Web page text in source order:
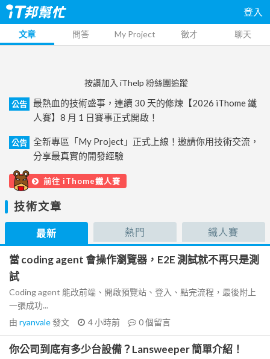
登入
文章 問答 My Project 徵才 聊天
按讚加入 iThelp 粉絲團追蹤
公告
最熱血的技術盛事，連續 30 天的修煉【2026 iThome 鐵
人賽】8 月 1 日賽事正式開啟！
公告
全新專區「My Project」正式上線！邀請你用技術交流，
分享最真實的開發經驗
前往 iThome鐵人賽
技術文章
最新 熱門 鐵人賽
當 coding agent 會操作瀏覽器，E2E 測試就不再只是測
試
Coding agent 能改前端、開啟預覽站、登入、點完流程，最後附上
一張成功...
由 ryanvale發文 4 小時前 0個留言
你公司到底有多少台設備？Lansweeper 簡單介紹！